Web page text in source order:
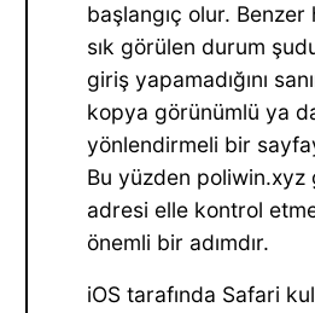
başlangıç olur.
sık görülen durum
giriş yapamadığını
kopya görünümlü ya
yönlendirmeli bir
Bu yüzden poliwin.xyz
adresi elle kontrol
önemli bir adımdır.
iOS tarafında Safari